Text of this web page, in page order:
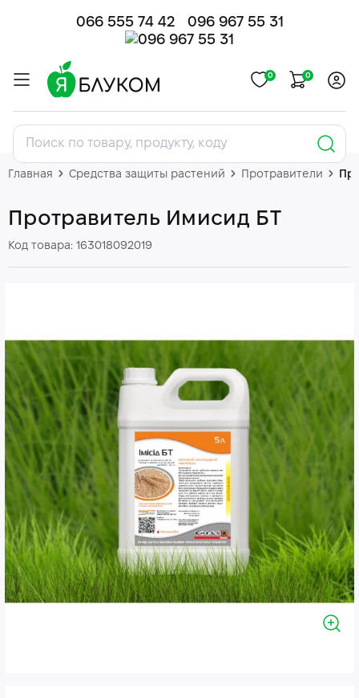
066 555 74 42 096 967 55 31
0 0
Главная Средства защиты растений Протравители
Протравитель Имисид БТ
Код товара: 163018092019